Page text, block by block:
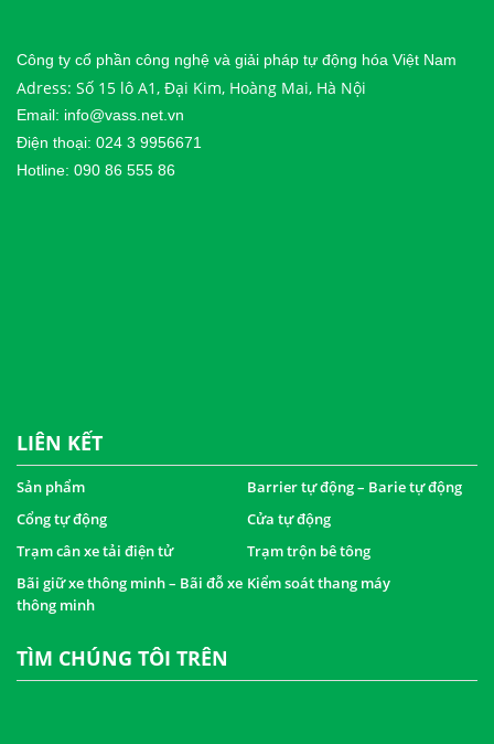
Công ty cổ phần công nghệ và giải pháp tự động hóa Việt Nam
Adress: Số 15 lô A1, Đại Kim, Hoàng Mai, Hà Nội
Email: info@vass.net.vn
Điện thoại: 024 3 9956671
Hotline: 090 86 555 86
LIÊN KẾT
Sản phẩm
Barrier tự động – Barie tự động
Cổng tự động
Cửa tự động
Trạm cân xe tải điện tử
Trạm trộn bê tông
Bãi giữ xe thông minh – Bãi đỗ xe
thông minh
Kiểm soát thang máy
TÌM CHÚNG TÔI TRÊN